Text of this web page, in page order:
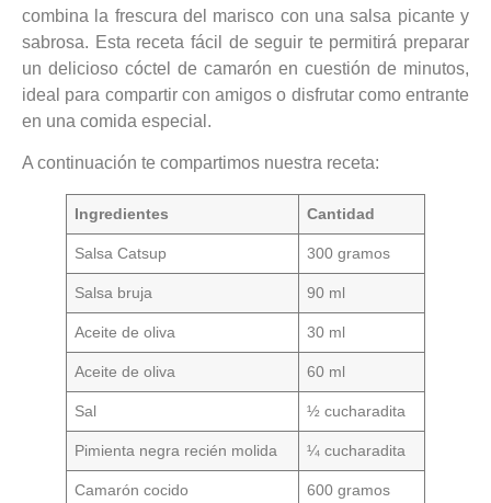
combina la frescura del marisco con una salsa picante y
sabrosa. Esta receta fácil de seguir te permitirá preparar
un delicioso cóctel de camarón en cuestión de minutos,
ideal para compartir con amigos o disfrutar como entrante
en una comida especial.
A continuación te compartimos nuestra receta:
Ingredientes Cantidad
Salsa Catsup 300 gramos
Salsa bruja 90 ml
Aceite de oliva 30 ml
Aceite de oliva 60 ml
Sal ½ cucharadita
Pimienta negra recién molida ¼ cucharadita
Camarón cocido 600 gramos